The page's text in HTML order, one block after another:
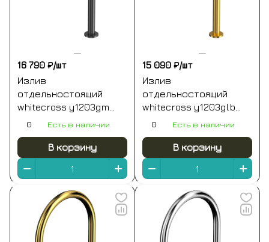
16 790 ₽/шт
Излив
отдельностоящий
whitecross y1203gm
(оружейная сталь)
0 Есть в наличии
В корзину
15 090 ₽/шт
Излив
отдельностоящий
whitecross y1203glb
(брашированное
0 Есть в наличии
В корзину